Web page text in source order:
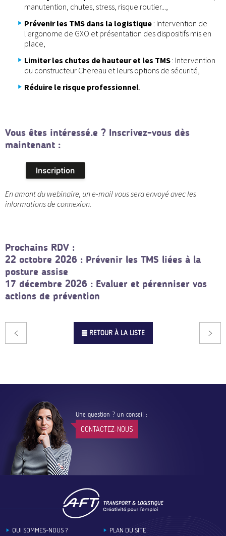
manutention, chutes, stress, risque routier...,
Prévenir les TMS dans la logistique : Intervention de
l'ergonome de GXO et présentation des dispositifs mis en
place,
Limiter les chutes de hauteur et les TMS : Intervention
du constructeur Chereau et leurs options de sécurité,
Réduire le risque professionnel
Vous êtes intéressé.e ? Inscrivez-vous dès
maintenant :
En amont du webinaire, un e-mail vous sera envoyé avec les
informations de connexion.
Prochains RDV :
22 octobre 2026 : Prévenir les TMS liées à la
posture assise
17 décembre 2026 : Evaluer et pérenniser vos
actions de prévention
RETOUR À LA LISTE
Une question ? un conseil :
CONTACTEZ-NOUS
QUI SOMMES-NOUS ? PLAN DU SITE